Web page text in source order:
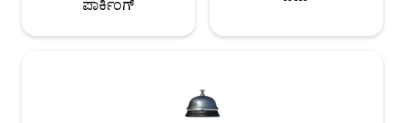
ಪಾರ್ಕಿಂಗ್